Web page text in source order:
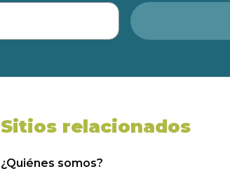
Sitios relacionados
¿Quiénes somos?